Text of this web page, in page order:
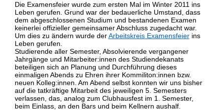
Die Examensfeier wurde zum ersten Mal im Winter 2011 ins
Leben gerufen. Grund war der bedauerliche Umstand, dass
dem abgeschlossenen Studium und bestandenen Examen
keinerlei offizieller gemeinsamer Abschluss zugedacht war.
Um dies zu ändern wurde derArbeitskreis Examensfeierins
Leben gerufen.
Studierende aller Semester, Absolvierende vergangener
Jahrgänge und Mitarbeiter:innen des Studiendekanats
beteiligen sich an Planung und Durchführung dieses
einmaligen Abends zu Ehren ihrer Kommiliton:innen bzw.
neuen Kolleg:innen. Am Abend selbst konnten wir uns bisher
auf die tatkräftige Mitarbeit des jeweiligen 5. Semesters
verlassen, das, analog zum Clubhausfest im 1. Semester,
beim Einlass, an den Bars und beim Kellnern aushalf.